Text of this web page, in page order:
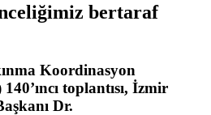
bertaraf
Koordinasyon
toplantısı, İzmir
Dr.